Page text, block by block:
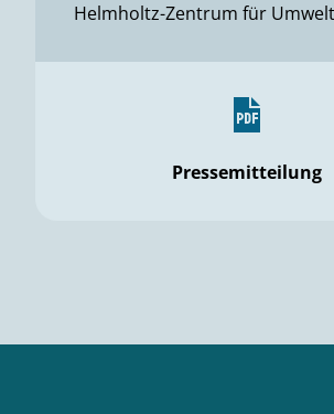
Helmholtz-Zentrum für
Pressemitteilung